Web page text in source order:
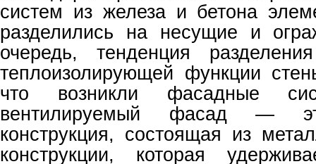
систем из железа и бетона
разделились на несущие и
очередь, тенденция
теплоизолирующей функции
что возникли фасадные
вентилируемый фасад —
конструкция, состоящая из
конструкции, которая